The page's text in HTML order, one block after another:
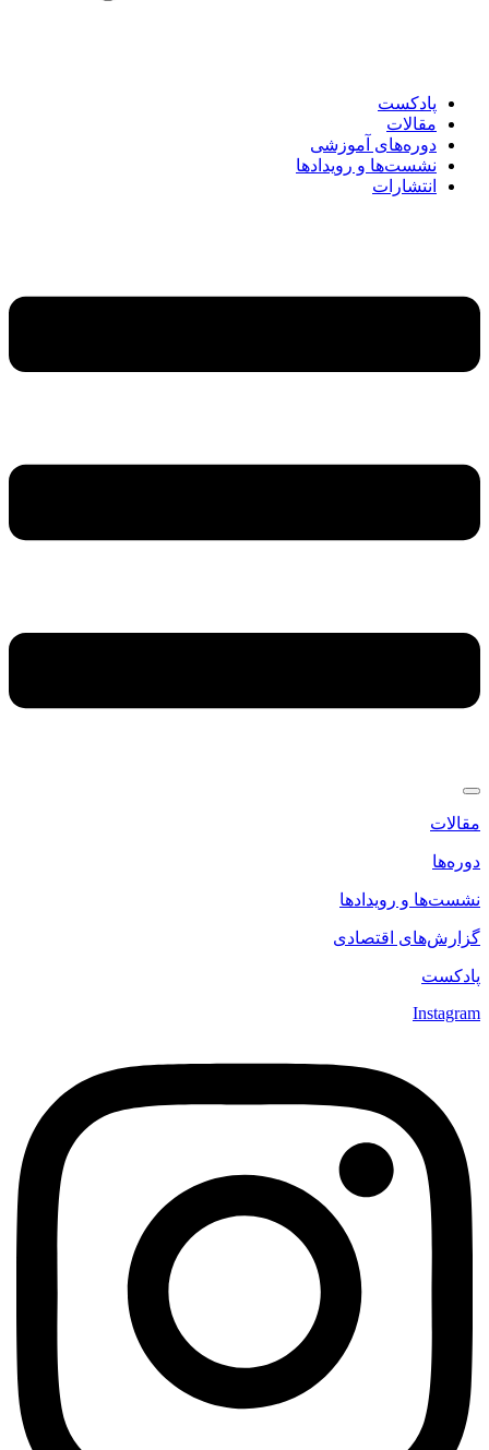
پادکست
مقالات
دوره‌های آموزشی
نشست‌ها و رویدادها
انتشارات
مقالات
دوره‌ها
نشست‌ها و رویدادها
گزارش‌های اقتصادی
پادکست
Instagram